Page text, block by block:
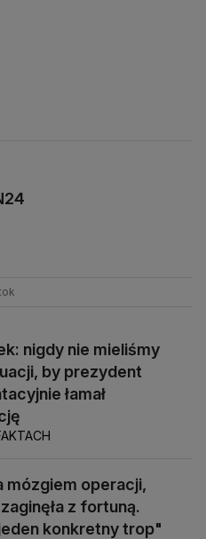
nigdy nie mieliśmy
by prezydent
łamał
mózgiem operacji,
z fortuną.
konkretny trop"